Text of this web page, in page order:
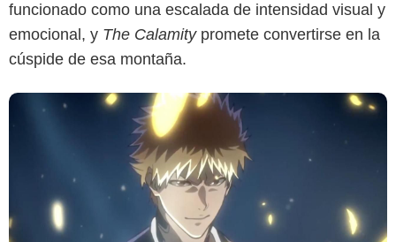
funcionado como una escalada de intensidad visual y
emocional, y The Calamitypromete convertirse en la
cúspide de esa montaña.